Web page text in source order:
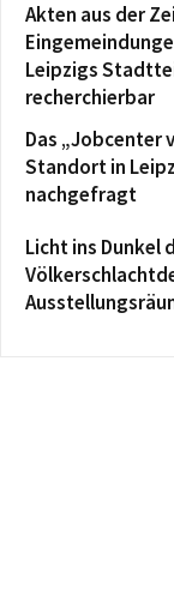
Akten aus der
Leipzigs
recherchierbar
Das „Jobcenter
Standort in
nachgefragt
Licht ins Dunkel